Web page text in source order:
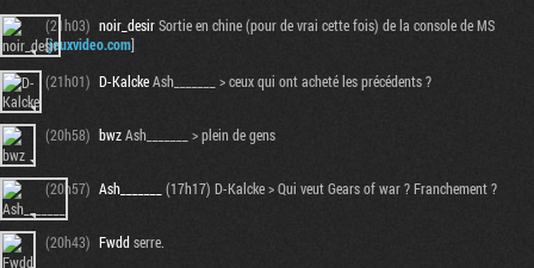
(21h03) noir_desirSortie en chine (pour de vrai cette fois) de la console de MS
[jeuxvideo.com]
(21h01) D-KalckeAsh_______ > ceux qui ont acheté les précédents ?
(20h58) bwzAsh_______ > plein de gens
(20h57) Ash_______ (17h17) D-Kalcke > Qui veut Gears of war ? Franchement ?
(20h43) Fwddserre.